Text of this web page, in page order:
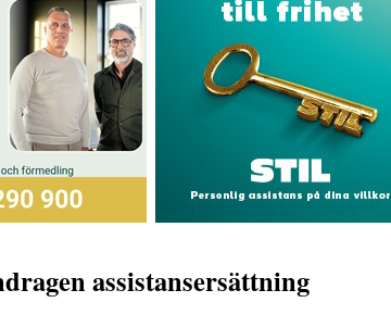
assistansersättning